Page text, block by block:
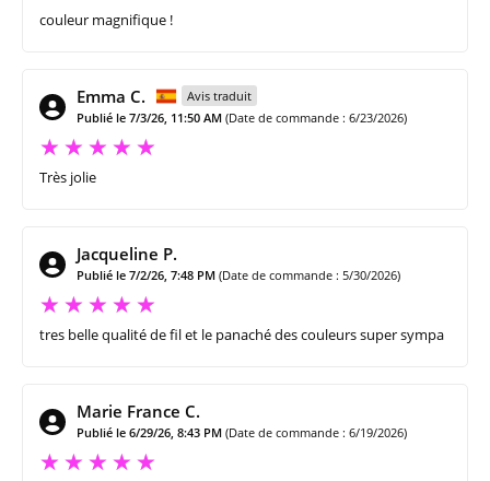
couleur magnifique !
Emma C.
Avis traduit
Publié le 7/3/26, 11:50 AM (Date de commande : 6/23/2026)
Très jolie
Jacqueline P.
Publié le 7/2/26, 7:48 PM (Date de commande : 5/30/2026)
tres belle qualité de fil et le panaché des couleurs super sympa
Marie France C.
Publié le 6/29/26, 8:43 PM (Date de commande : 6/19/2026)